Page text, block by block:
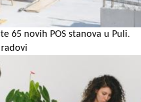
65 novih POS stanova u Puli.